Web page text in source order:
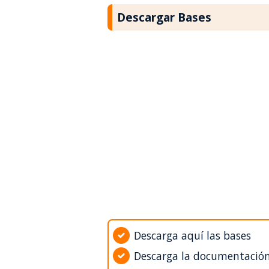
Descargar Bases
Descarga aquí las bases
Descarga la